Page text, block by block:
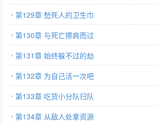
第129章 愁死人的卫生巾
第130章 与死亡擦肩而过
第131章 始终躲不过的劫
第132章 为自己活一次吧
第133章 吃货小分队归队
第134章 从敌人处拿资源